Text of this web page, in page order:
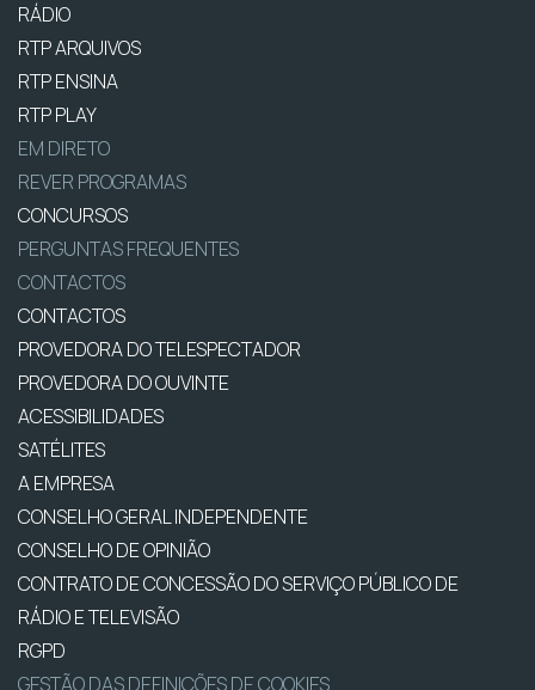
RÁDIO
RTP ARQUIVOS
RTP ENSINA
RTP PLAY
EM DIRETO
REVER PROGRAMAS
CONCURSOS
PERGUNTAS FREQUENTES
CONTACTOS
CONTACTOS
PROVEDORA DO TELESPECTADOR
PROVEDORA DO OUVINTE
ACESSIBILIDADES
SATÉLITES
A EMPRESA
CONSELHO GERAL INDEPENDENTE
CONSELHO DE OPINIÃO
CONTRATO DE CONCESSÃO DO SERVIÇO PÚBLICO DE
RÁDIO E TELEVISÃO
RGPD
GESTÃO DAS DEFINIÇÕES DE COOKIES